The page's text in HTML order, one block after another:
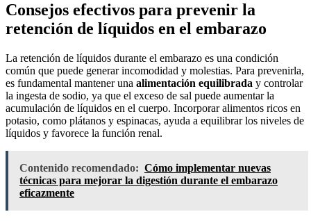
Consejos efectivos para prevenir la
retención de líquidos en el embarazo
La retención de líquidos durante el embarazo es una condición
común que puede generar incomodidad y molestias. Para prevenirla,
es fundamental mantener una alimentación equilibrada y controlar
la ingesta de sodio, ya que el exceso de sal puede aumentar la
acumulación de líquidos en el cuerpo. Incorporar alimentos ricos en
potasio, como plátanos y espinacas, ayuda a equilibrar los niveles de
líquidos y favorece la función renal.
Contenido recomendado: Cómo implementar nuevas
técnicas para mejorar la digestión durante el embarazo
eficazmente